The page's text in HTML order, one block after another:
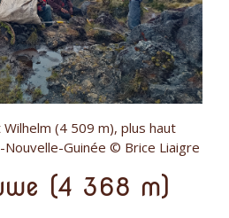
(4 509 m), plus haut
Guinée © Brice Liaigre
(4 368 m)